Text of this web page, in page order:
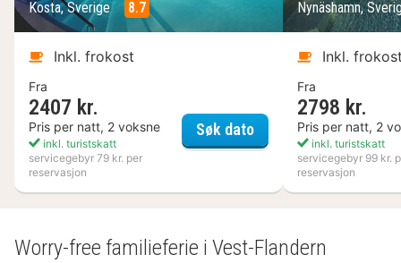
Kosta, Sverige 8.7
Inkl. frokost
Fra
2407 kr.
Pris per natt, 2 voksne
inkl. turistskatt
servicegebyr 79 kr. per
reservasjon
Søk datoKosta Boda Art Hotel
Nynäshamn,
Inkl.
Fra
2798 kr.
Pris per natt, 2
inkl. turistskatt
servicegebyr 99 kr.
reservasjon
Worry-free familieferie i Vest-Flandern